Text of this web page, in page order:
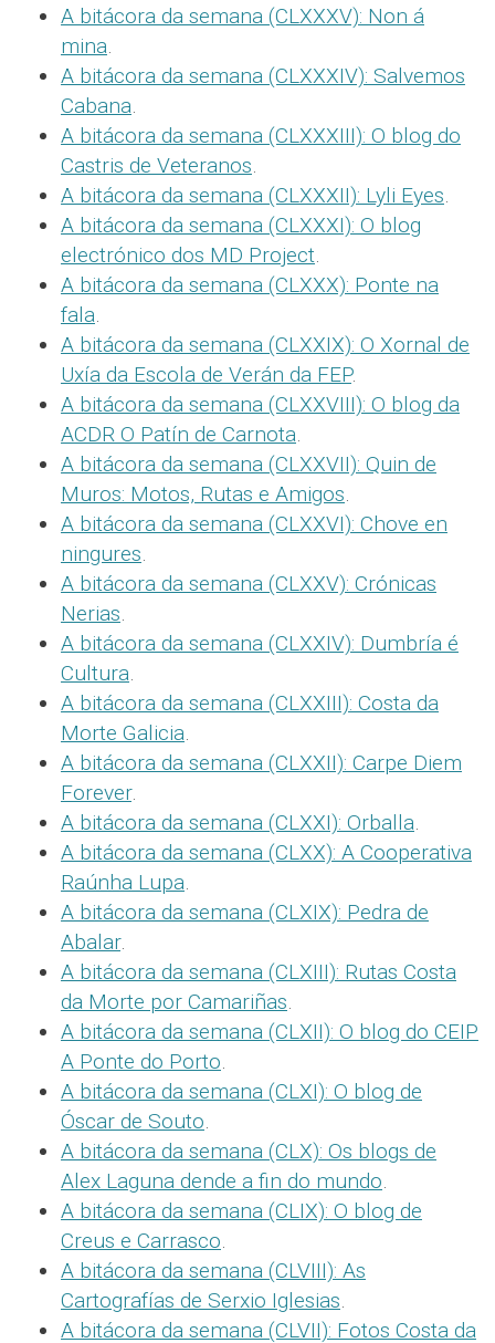
A bitácora da semana (CLXXXV): Non á
mina.
A bitácora da semana (CLXXXIV): Salvemos
Cabana.
A bitácora da semana (CLXXXIII): O blog do
Castris de Veteranos.
A bitácora da semana (CLXXXII): Lyli Eyes.
A bitácora da semana (CLXXXI): O blog
electrónico dos MD Project.
A bitácora da semana (CLXXX): Ponte na
fala.
A bitácora da semana (CLXXIX): O Xornal de
Uxía da Escola de Verán da FEP.
A bitácora da semana (CLXXVIII): O blog da
ACDR O Patín de Carnota.
A bitácora da semana (CLXXVII): Quin de
Muros: Motos, Rutas e Amigos.
A bitácora da semana (CLXXVI): Chove en
ningures.
A bitácora da semana (CLXXV): Crónicas
Nerias.
A bitácora da semana (CLXXIV): Dumbría é
Cultura.
A bitácora da semana (CLXXIII): Costa da
Morte Galicia.
A bitácora da semana (CLXXII): Carpe Diem
Forever.
A bitácora da semana (CLXXI): Orballa.
A bitácora da semana (CLXX): A Cooperativa
Raúnha Lupa.
A bitácora da semana (CLXIX): Pedra de
Abalar.
A bitácora da semana (CLXIII): Rutas Costa
da Morte por Camariñas.
A bitácora da semana (CLXII): O blog do CEIP
A Ponte do Porto.
A bitácora da semana (CLXI): O blog de
Óscar de Souto.
A bitácora da semana (CLX): Os blogs de
Alex Laguna dende a fin do mundo.
A bitácora da semana (CLIX): O blog de
Creus e Carrasco.
A bitácora da semana (CLVIII): As
Cartografías de Serxio Iglesias.
A bitácora da semana (CLVII): Fotos Costa da